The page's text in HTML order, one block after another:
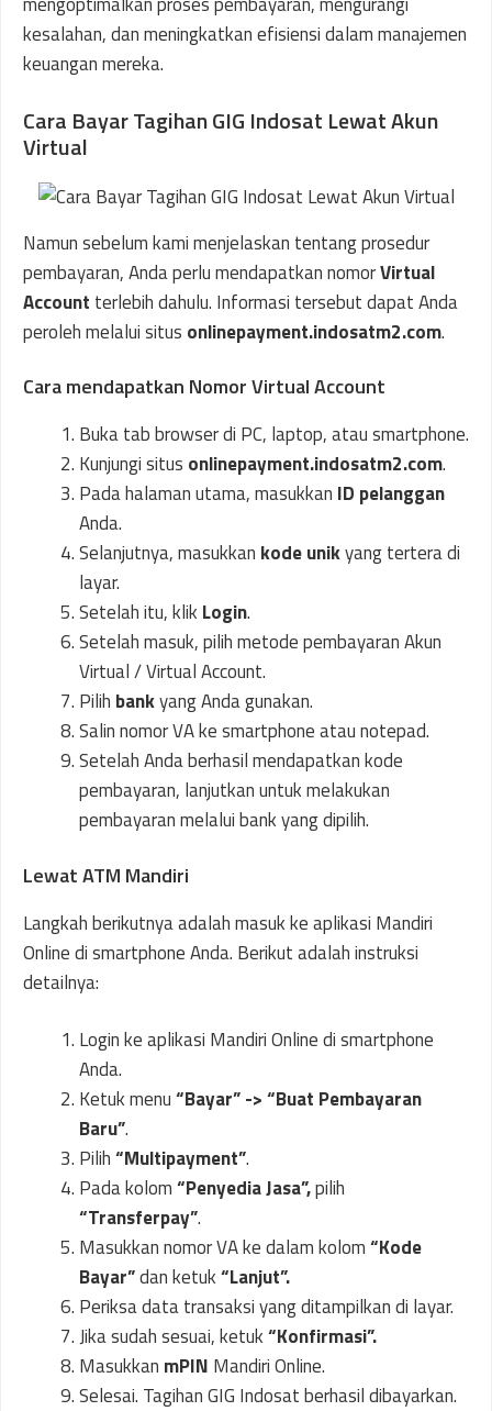
kesalahan, dan meningkatkan efisiensi dalam manajemen
keuangan mereka.
Cara Bayar Tagihan GIG Indosat Lewat Akun
Virtual
Namun sebelum kami menjelaskan tentang prosedur
pembayaran, Anda perlu mendapatkan nomorVirtual
Account terlebih dahulu. Informasi tersebut dapat Anda
peroleh melalui situs onlinepayment.indosatm2.com.
Cara mendapatkan Nomor Virtual Account
Buka tab browser di PC, laptop, atau smartphone.
Kunjungi situs onlinepayment.indosatm2.com.
Pada halaman utama, masukkan ID pelanggan
Anda.
Selanjutnya, masukkan kode unikyang tertera di
layar.
Setelah itu, klik Login.
Setelah masuk, pilih metode pembayaran Akun
Virtual / Virtual Account.
Pilih bankyang Anda gunakan.
Salin nomor VA ke smartphone atau notepad.
Setelah Anda berhasil mendapatkan kode
pembayaran, lanjutkan untuk melakukan
pembayaran melalui bank yang dipilih.
Lewat ATM Mandiri
Langkah berikutnya adalah masuk ke aplikasi Mandiri
Online di smartphone Anda. Berikut adalah instruksi
detailnya:
Login ke aplikasi Mandiri Online di smartphone
Anda.
Ketuk menu“Bayar” -> “Buat Pembayaran
Baru”.
Pilih“Multipayment”.
Pada kolom“Penyedia Jasa”,pilih
“Transferpay”.
Masukkan nomor VA ke dalam kolom“Kode
Bayar”dan ketuk“Lanjut”.
Periksa data transaksi yang ditampilkan di layar.
Jika sudah sesuai, ketuk“Konfirmasi”.
Masukkan mPIN Mandiri Online.
Selesai. Tagihan GIG Indosat berhasil dibayarkan.